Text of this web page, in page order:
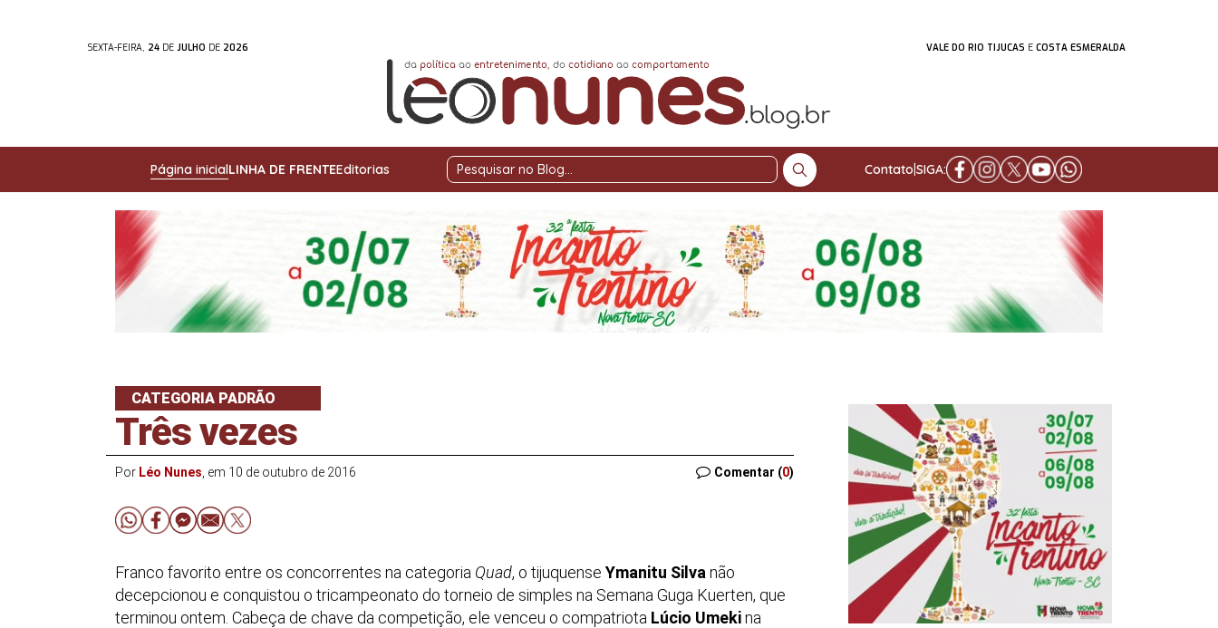
SEXTA-FEIRA, 24 DE JULHO DE 2026 VALE DO RIO TIJUCAS E COSTA ESMERALDA
Página inicialLINHA DE FRENTEEditorias
Pesquisar
Contato SIGA:
CATEGORIA PADRÃO
Três vezes
Por Léo Nunes , em 10 de outubro de 2016 Comentar (0)
Franco favorito entre os concorrentes na categoria Quad, o tijuquense Ymanitu Silva não
decepcionou e conquistou o tricampeonato do torneio de simples na Semana Guga Kuerten, que
terminou ontem. Cabeça de chave da competição, ele venceu o compatriota Lúcio Umekina